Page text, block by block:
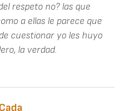
respeto no? las que
a ellas le parece que
cuestionar yo les huyo
la verdad.